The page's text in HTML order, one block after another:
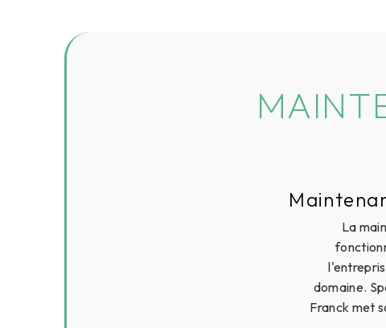
La
domaine.
Franck met